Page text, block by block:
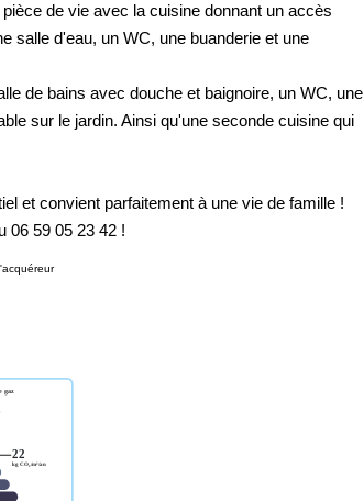
de vie avec la cuisine donnant un accès
salle d'eau, un WC, une buanderie et une
de bains avec douche et baignoire, un WC, une
sur le jardin. Ainsi qu'une seconde cuisine qui
et convient parfaitement à une vie de famille !
06 59 05 23 42 !